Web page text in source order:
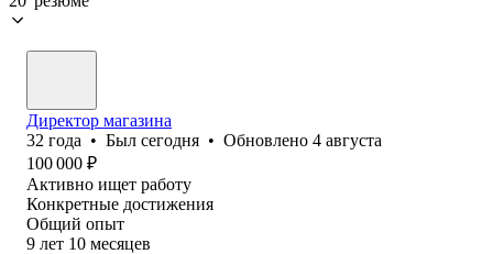
Директор магазина
32 года • Был сегодня • Обновлено 4 августа
100 000 ₽
Активно ищет работу
Конкретные достижения
Общий опыт
9 лет 10 месяцев